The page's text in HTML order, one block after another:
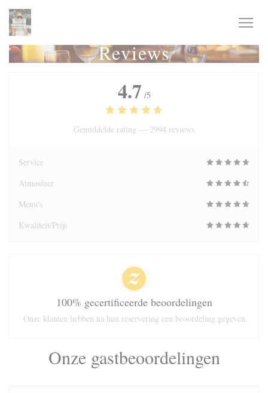
Cookies beheer paneel
Reviews
Onze gastbeoordelingen
4.7 /5
Gemiddelde rating — 2994 reviews
Service
Atmosfeer
Menu's
Kwaliteit/Prijs
100% gecertificeerde beoordelingen
Onze klanten hebben na hun reservering een beoordeling gegeven